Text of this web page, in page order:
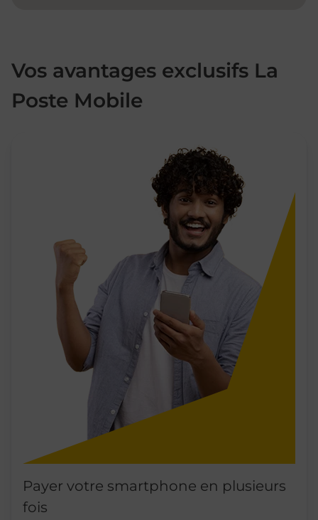
Vos avantages exclusifs La
Poste Mobile
Payer votre smartphone en plusieurs
fois